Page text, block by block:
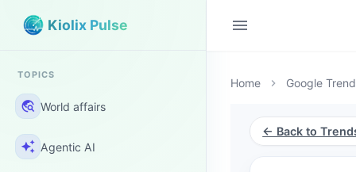
Kiolix Pulse
TOPICS
travel_explore World affairs
auto_awesome Agentic AI
menu
Home chevron_right Google
← Back to